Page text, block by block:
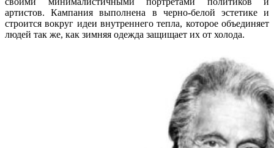
артистов. Кампания выполнена в черно-белой эстетике и
строится вокруг идеи внутреннего тепла, которое объединяет
людей так же, как зимняя одежда защищает их от холода.